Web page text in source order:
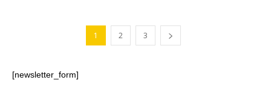
1 2 3
[newsletter_form]